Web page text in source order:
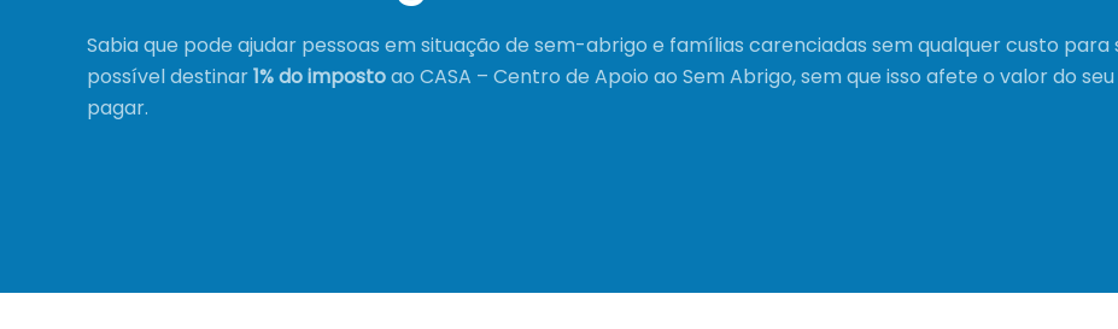
Sabia que pode ajudar pessoas em situação de sem-abrigo e famílias carenciadas sem qualquer custo para
possível destinar1% do impostoao CASA – Centro de Apoio ao Sem Abrigo, sem que isso afete o valor do
pagar.